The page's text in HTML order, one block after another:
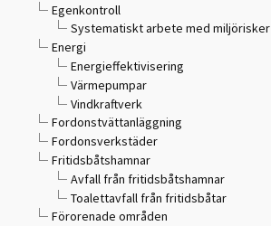
Egenkontroll
Systematiskt arbete med miljörisker
Energi
Energieffektivisering
Värmepumpar
Vindkraftverk
Fordonstvättanläggning
Fordonsverkstäder
Fritidsbåtshamnar
Avfall från fritidsbåtshamnar
Toalettavfall från fritidsbåtar
Förorenade områden